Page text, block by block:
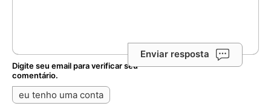
Enviar resposta
Digite seu email para verificar seu
comentário.
eu tenho uma conta